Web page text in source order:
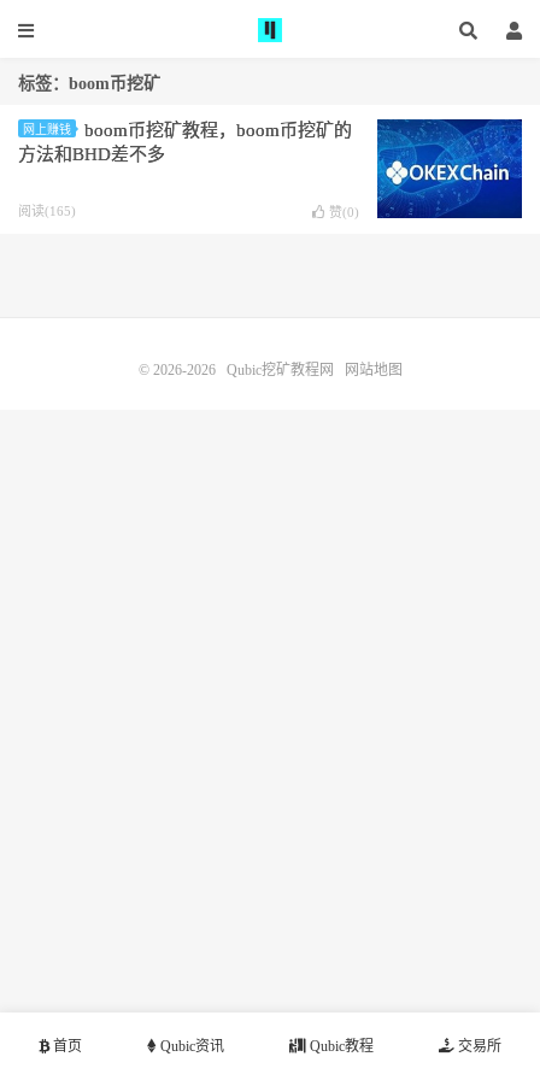
标签：boom币挖矿
网上赚钱
boom币挖矿教程，boom币挖矿的
方法和BHD差不多
阅读(165) 赞(0)
首页 Qubic资讯 Qubic教程 交易所
© 2026-2026 Qubic挖矿教程网 网站地图